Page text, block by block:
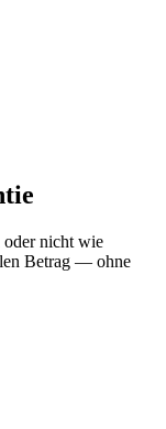
nicht wie
Betrag — ohne